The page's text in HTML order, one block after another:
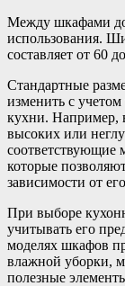
Между шкафами
использования.
составляет от 60
Стандартные
изменить с
кухни. Например,
высоких или
соответствующие
которые
зависимости от
При выборе
учитывать его
моделях шкафов
влажной уборки,
полезные